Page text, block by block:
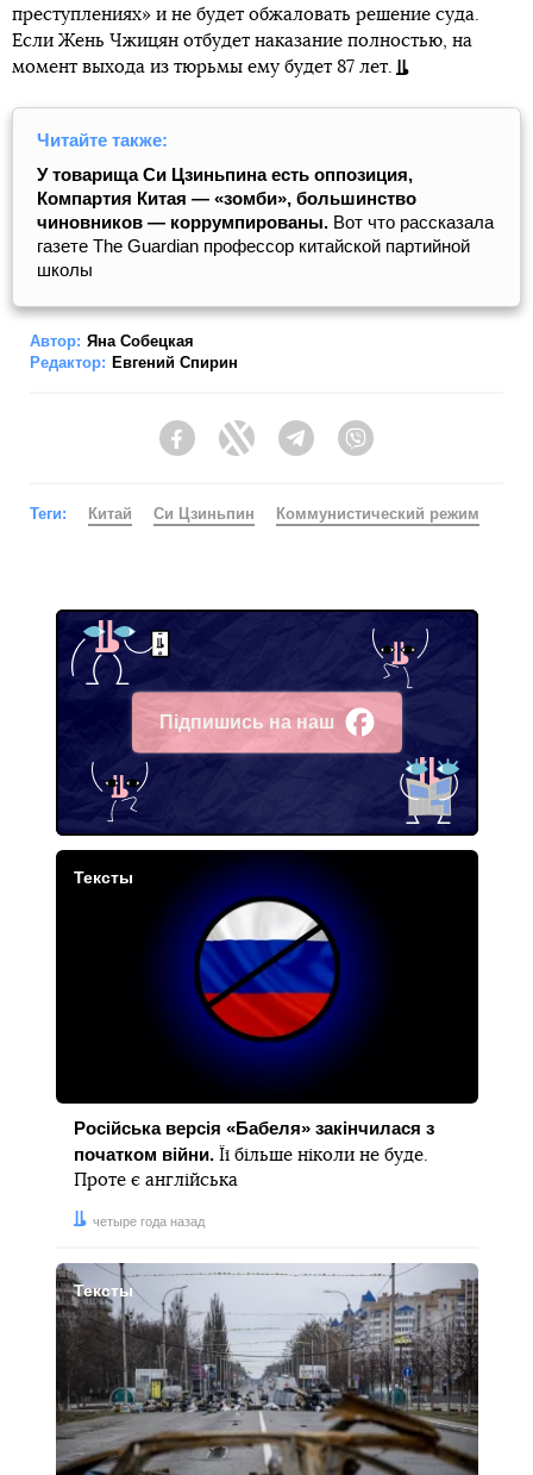
преступлениях» и не будет обжаловать решение суда.
Если Жень Чжицян отбудет наказание полностью, на
момент выхода из тюрьмы ему будет 87 лет.
Читайте также:
У товарища Си Цзиньпина есть оппозиция,
Компартия Китая — «зомби», большинство
чиновников — коррумпированы. Вот что рассказала
газете The Guardian профессор китайской партийной
школы
Автор: Яна Собецкая
Редактор: Евгений Спирин
FacebookTwitter Telegram
Теги: Китай Си Цзиньпин Коммунистический режим
Підпишись на наш
Facebook
Тексты
Російська версія «Бабеля» закінчилася з
початком війни.Її більше ніколи не буде.
Проте є англійська
Дата:четыре года назад
Тексты